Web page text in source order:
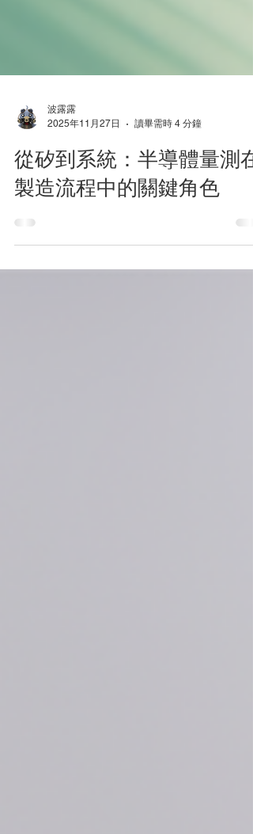
2025年11月27日
讀畢需時 4 分鐘
從矽到系統：半導體量測在
製造流程中的關鍵角色